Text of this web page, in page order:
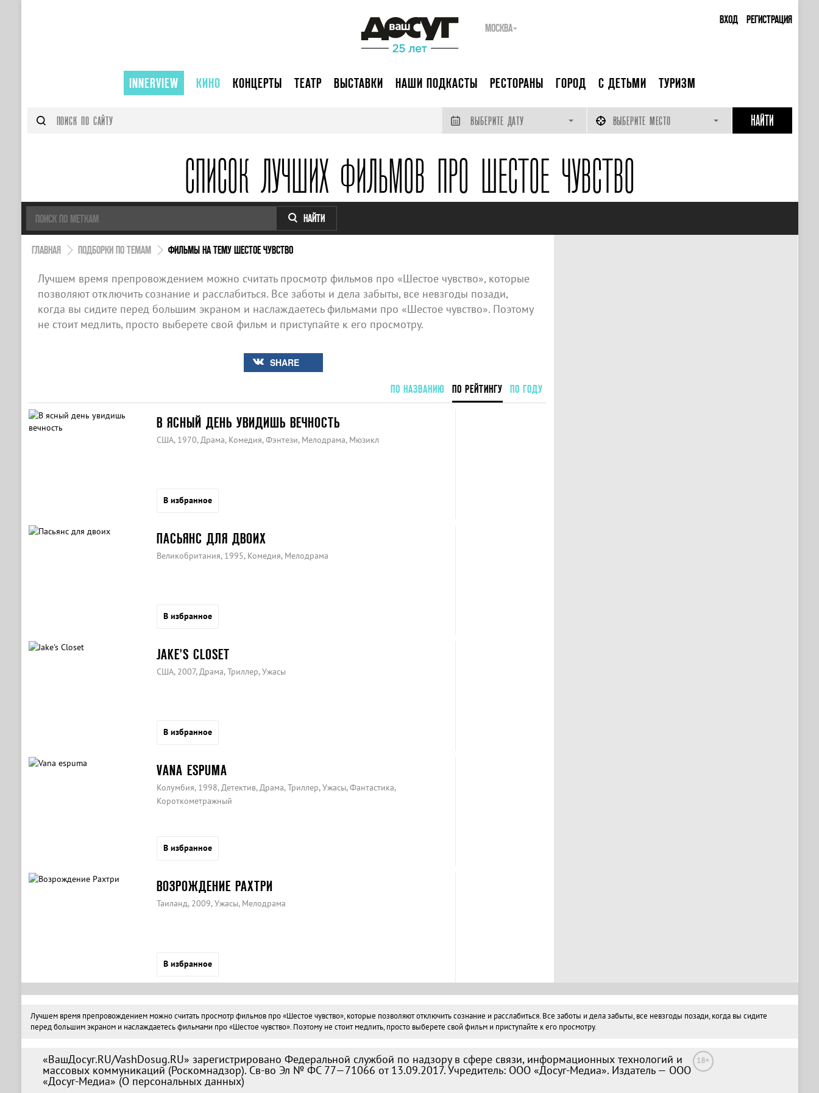
ВХОД РЕГИСТРАЦИЯ
МОСКВА
INNERVIEW КИНО КОНЦЕРТЫ ТЕАТР ВЫСТАВКИ НАШИ ПОДКАСТЫ РЕСТОРАНЫ ГОРОД С ДЕТЬМИ ТУРИЗМ
ВЫБЕРИТЕ ДАТУ ВЫБЕРИТЕ МЕСТО
СПИСОК ЛУЧШИХ ФИЛЬМОВ ПРО ШЕСТОЕ ЧУВСТВО
НАЙТИ
ГЛАВНАЯ ПОДБОРКИ ПО ТЕМАМ ФИЛЬМЫ НА ТЕМУ ШЕСТОЕ ЧУВСТВО
Лучшем время препровождением можно считать просмотр фильмов про «Шестое чувство», которые
позволяют отключить сознание и расслабиться. Все заботы и дела забыты, все невзгоды позади,
когда вы сидите перед большим экраном и наслаждаетесь фильмами про «Шестое чувство». Поэтому
не стоит медлить, просто выберете свой фильм и приступайте к его просмотру.
SHARE
ПО НАЗВАНИЮ ПО РЕЙТИНГУ ПО ГОДУ
В ЯСНЫЙ ДЕНЬ УВИДИШЬ ВЕЧНОСТЬ
США, 1970, Драма, Комедия, Фэнтези, Мелодрама, Мюзикл
В избранное
ПАСЬЯНС ДЛЯ ДВОИХ
Великобритания, 1995, Комедия, Мелодрама
В избранное
JAKE'S CLOSET
США, 2007, Драма, Триллер, Ужасы
В избранное
VANA ESPUMA
Колумбия, 1998, Детектив, Драма, Триллер, Ужасы, Фантастика,
Короткометражный
В избранное
ВОЗРОЖДЕНИЕ РАХТРИ
Таиланд, 2009, Ужасы, Мелодрама
В избранное
Лучшем время препровождением можно считать просмотр фильмов про «Шестое чувство», которые позволяют отключить сознание и расслабиться. Все заботы и дела забыты, все невзгоды позади, когда вы сидите
перед большим экраном и наслаждаетесь фильмами про «Шестое чувство». Поэтому не стоит медлить, просто выберете свой фильм и приступайте к его просмотру.
«ВашДосуг.RU/VashDosug.RU» зарегистрировано Федеральной службой по надзору в сфере связи, информационных технологий и
массовых коммуникаций (Роскомнадзор). Св-во Эл № ФС 77—71066 от 13.09.2017. Учредитель: ООО «Досуг-Медиа». Издатель — ООО
«Досуг-Медиа» (О персональных данных)
18+